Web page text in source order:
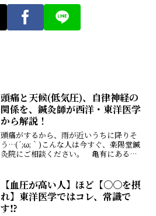
頭痛と天候(低気圧)、自律神経の
関係を、鍼灸師が西洋・東洋医学
から解説！
頭痛がするから、雨が近いうちに降りそ
う…(´;ω;｀)こんな人は今すぐ、楽陽堂鍼
灸院にご相談ください。 亀有にある心
なったりしているから、このブログを読
んでいらっしゃる...
【血圧が高い人】ほど【〇〇を摂
れ】東洋医学ではコレ、常識で
す⁉️